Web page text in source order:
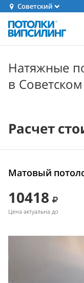
Советский
Натяжные
в Советском
Расчет
Матовый
10418
Цена актуальна до